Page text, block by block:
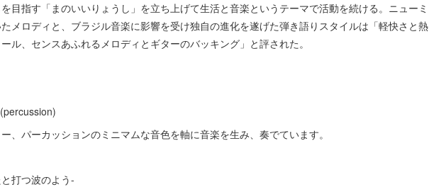
目指す「まのいいりょうし」を立ち上げて生活と音楽というテーマで活動を続ける。ニューミ
メロディと、ブラジル音楽に影響を受け独自の進化を遂げた弾き語りスタイルは「軽快さと熱
ル、センスあふれるメロディとギターのバッキング」と評された。
、パーカッションのミニマムな音色を軸に音楽を生み、奏でています。
打つ波のよう-